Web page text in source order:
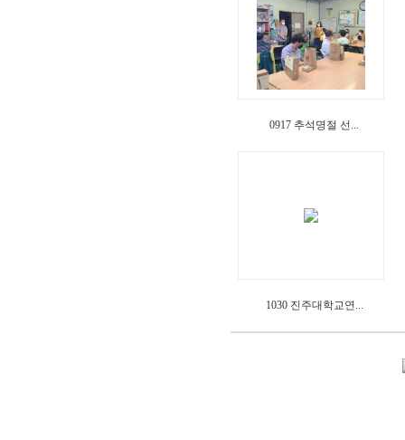
0917 추석명절 선...
1030 진주대학교연...